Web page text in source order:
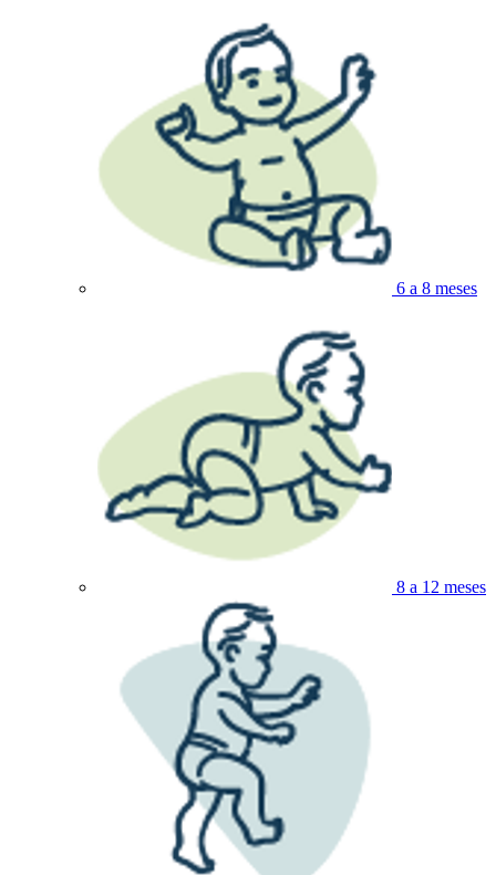
6 a 8 meses
8 a 12 meses